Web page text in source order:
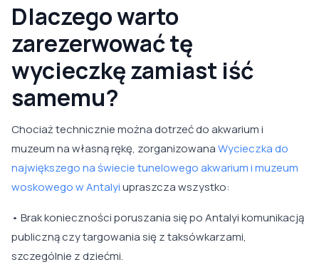
Dlaczego warto
zarezerwować tę
wycieczkę zamiast iść
samemu?
Chociaż technicznie można dotrzeć do akwarium i
muzeum na własną rękę, zorganizowanaWycieczka do
największego na świecie tunelowego akwarium i muzeum
woskowego w Antalyiupraszcza wszystko:
• Brak konieczności poruszania się po Antalyi komunikacją
publiczną czy targowania się z taksówkarzami,
szczególnie z dziećmi.